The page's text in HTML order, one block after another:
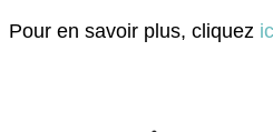
Pour en savoir plus, cliquez